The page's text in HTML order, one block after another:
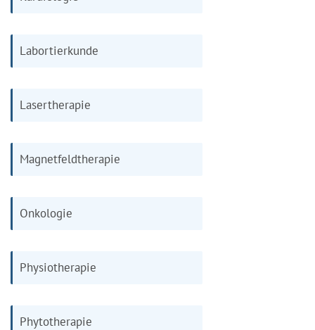
Labortierkunde
Lasertherapie
Magnetfeldtherapie
Onkologie
Physiotherapie
Phytotherapie